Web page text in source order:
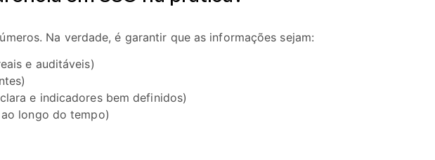
Na verdade, é garantir que as informações sejam:
e auditáveis)
e indicadores bem definidos)
longo do tempo)